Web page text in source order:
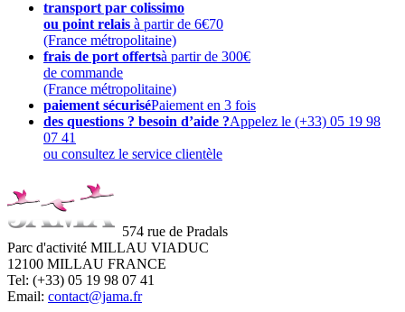
transport par colissimo
ou point relais à partir de 6€70
(France métropolitaine)
frais de port offertsà partir de 300€
de commande
(France métropolitaine)
paiement sécuriséPaiement en 3 fois
des questions ? besoin d’aide ?Appelez le (+33) 05 19 98
07 41
ou consultez le service clientèle
574 rue de Pradals
Parc d'activité MILLAU VIADUC
12100 MILLAU FRANCE
Tel: (+33) 05 19 98 07 41
Email: contact@jama.fr